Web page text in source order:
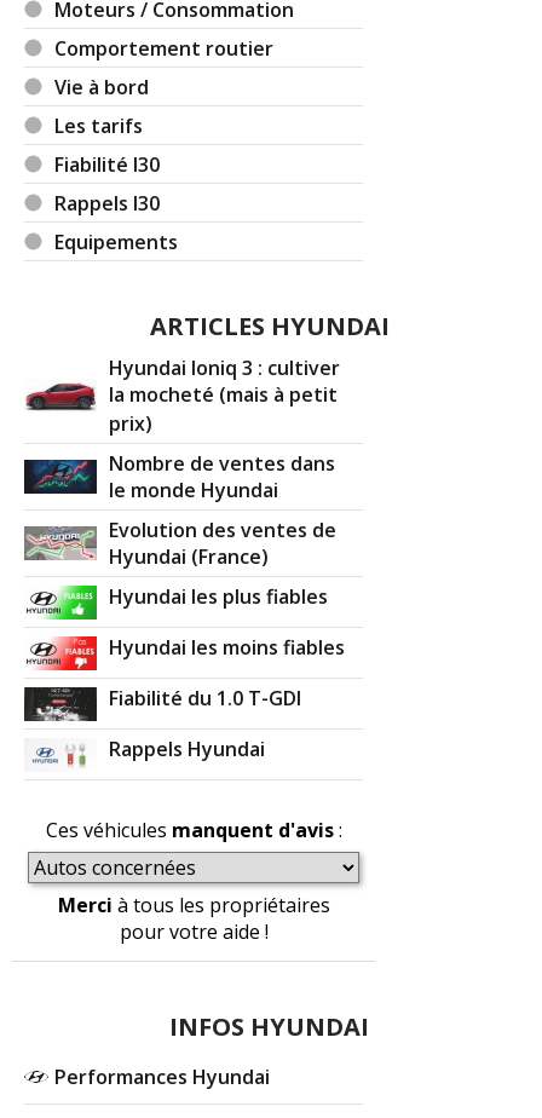
Moteurs / Consommation
Comportement routier
Vie à bord
Les tarifs
Fiabilité I30
Rappels I30
Equipements
ARTICLES HYUNDAI
Hyundai Ioniq 3 : cultiver
la mocheté (mais à petit
prix)
Nombre de ventes dans
le monde Hyundai
Evolution des ventes de
Hyundai (France)
Hyundai les plus fiables
Hyundai les moins fiables
Fiabilité du 1.0 T-GDI
Rappels Hyundai
Ces véhicules manquent d'avis:
Merci à tous les propriétaires
pour votre aide !
INFOS HYUNDAI
Performances Hyundai